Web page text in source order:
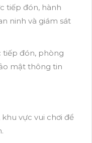
tiếp đón, hành
ninh và giám sát
tiếp đón, phòng
mật thông tin
khu vực vui chơi để